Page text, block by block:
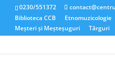
0230/551372
Biblioteca CCB
Etnomuzicologie
Meșteri și Meșteșuguri
Târguri